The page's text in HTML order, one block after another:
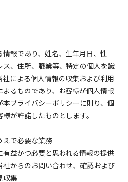
報であり、姓名、生年月日、性
、住所、職業等、特定の個人を識
による個人情報の収集および利用
るものであり、お客様が個人情報
プライバシーポリシーに則り、個
が許諾したものとします。
えで必要な業務
有益かつ必要と思われる情報の提供
社からのお問い合わせ、確認および
収集